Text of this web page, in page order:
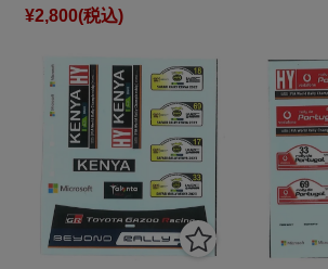
¥2,800(税込)